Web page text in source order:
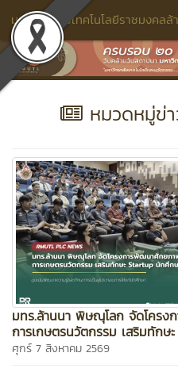
มหาวิทยาลัยเทคโนโลยีราชมงคลล้
หมวดหมู่ข่
มทร.ล้านนา พิษณุโลก จัดโคร
การเกษตรนวัตกรรม เสริมทัก
ศุกร์ 7 สิงหาคม 2569